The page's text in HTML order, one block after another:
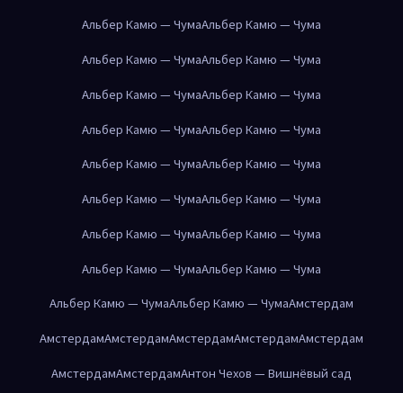
Альбер Камю — ЧумаАльбер Камю — Чума
Альбер Камю — ЧумаАльбер Камю — Чума
Альбер Камю — ЧумаАльбер Камю — Чума
Альбер Камю — ЧумаАльбер Камю — Чума
Альбер Камю — ЧумаАльбер Камю — Чума
Альбер Камю — ЧумаАльбер Камю — Чума
Альбер Камю — ЧумаАльбер Камю — Чума
Альбер Камю — ЧумаАльбер Камю — Чума
Альбер Камю — ЧумаАльбер Камю — ЧумаАмстердам
АмстердамАмстердамАмстердамАмстердамАмстердам
АмстердамАмстердамАнтон Чехов — Вишнёвый сад